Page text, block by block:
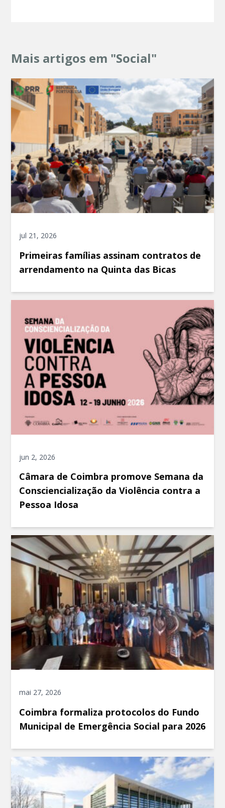
Mais artigos em "Social"
jul 21, 2026
Primeiras famílias assinam contratos de
arrendamento na Quinta das Bicas
jun 2, 2026
Câmara de Coimbra promove Semana da
Consciencialização da Violência contra a
Pessoa Idosa
mai 27, 2026
Coimbra formaliza protocolos do Fundo
Municipal de Emergência Social para 2026